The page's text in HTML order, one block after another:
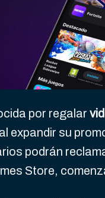
por regalar
expandir su
podrán
Store,